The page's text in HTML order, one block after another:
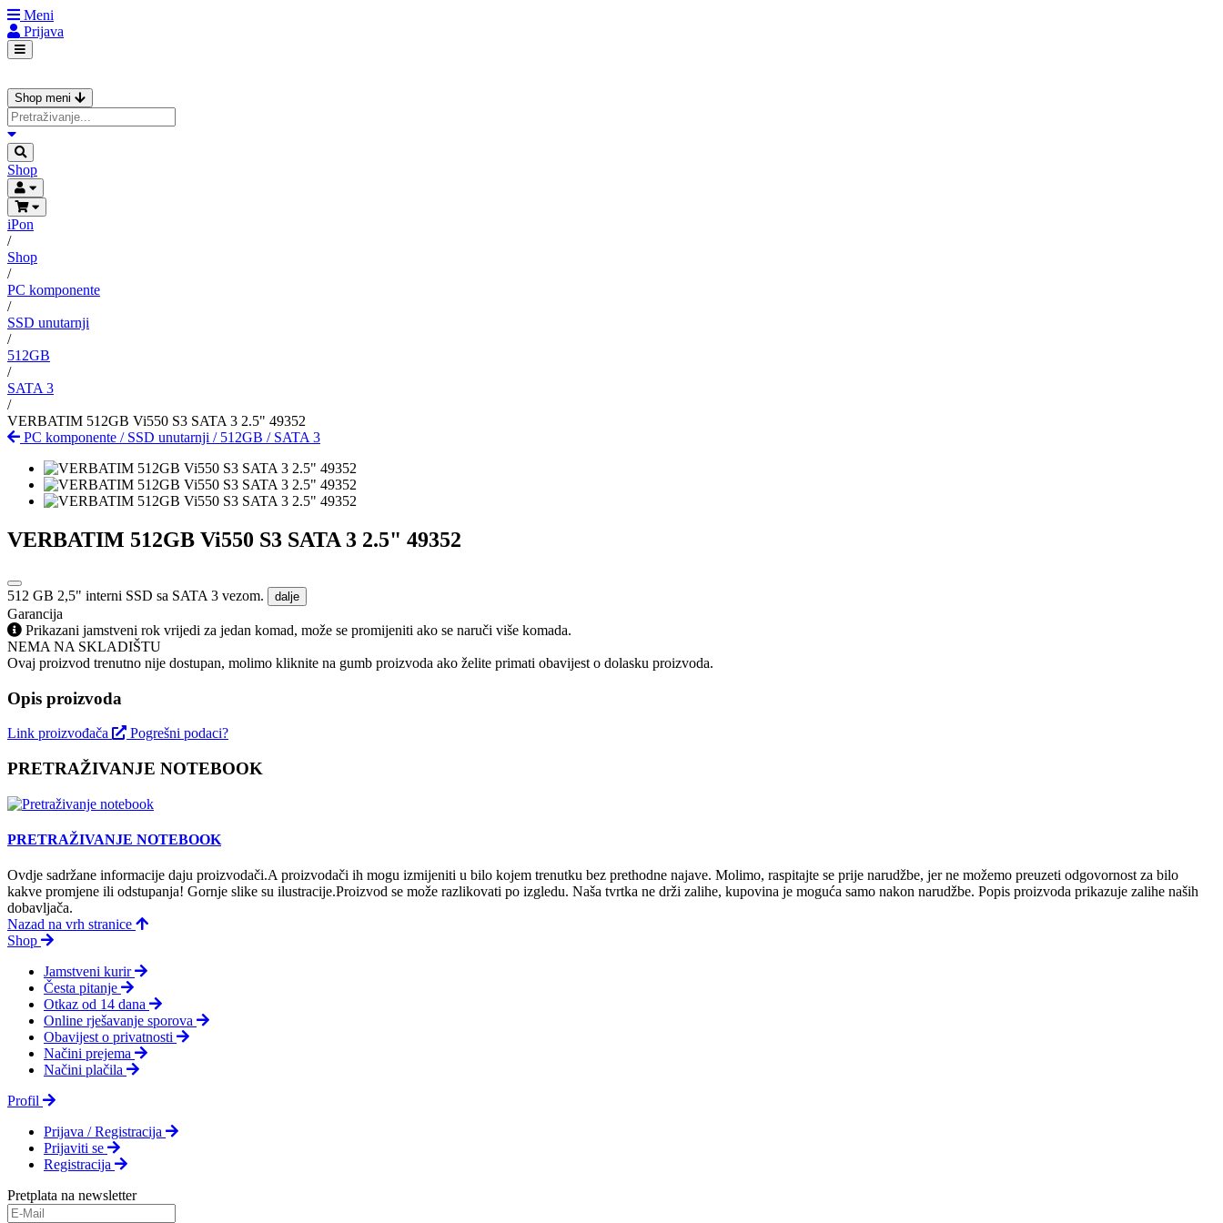
Meni
Prijava
Shop meni
Shop
iPon
/
Shop
/
PC komponente
/
SSD unutarnji
/
512GB
/
SATA 3
/
VERBATIM 512GB Vi550 S3 SATA 3 2.5" 49352
PC komponente / SSD unutarnji / 512GB / SATA 3
VERBATIM 512GB Vi550 S3 SATA 3 2.5" 49352
512 GB 2,5" interni SSD sa SATA 3 vezom. dalje
Garancija
Prikazani jamstveni rok vrijedi za jedan komad, može se promijeniti ako se naruči više komada.
NEMA NA SKLADIŠTU
Ovaj proizvod trenutno nije dostupan, molimo kliknite na gumb proizvoda ako želite primati obavijest o dolasku proizvoda.
Opis proizvoda
Link proizvođača Pogrešni podaci?
PRETRAŽIVANJE NOTEBOOK
PRETRAŽIVANJE NOTEBOOK
Ovdje sadržane informacije daju proizvodači.A proizvodači ih mogu izmijeniti u bilo kojem trenutku bez prethodne najave. Molimo, raspitajte se prije narudžbe, jer ne možemo preuzeti odgovornost za bilo
kakve promjene ili odstupanja! Gornje slike su ilustracije.Proizvod se može razlikovati po izgledu. Naša tvrtka ne drži zalihe, kupovina je moguća samo nakon narudžbe. Popis proizvoda prikazuje zalihe naših
dobavljača.
Nazad na vrh stranice
Shop
Jamstveni kurir
Česta pitanje
Otkaz od 14 dana
Online rješavanje sporova
Obavijest o privatnosti
Načini prejema
Načini plačila
Profil
Prijava / Registracija
Prijaviti se
Registracija
Pretplata na newsletter